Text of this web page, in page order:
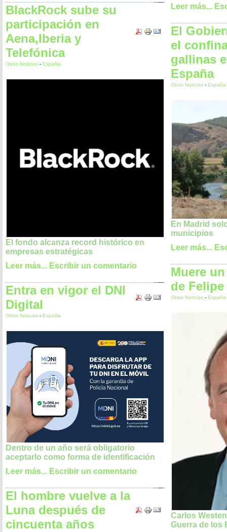
BlackRock sube su
participación en
Aena,Iberia y
Telefónica
Otras Noticias - España
El fondo alcanza record histórico en
empresas estratégicas
Leer más... Escribir un comentario
Entra en vigor el DNI
Digital
Otras Noticias - España
Dentro de un año será obligatorio
aceptarlo como forma de identificación
Leer más... Escribir un comentario
El hombre vuelve a la
Luna después de
cincuenta años
Leer más...
El
el
gallinas
España
Otras Noticias - España
En Madrid
municipios
Leer más...
Muere
de
Otras Noticias - España
Carlos
Guerra de los